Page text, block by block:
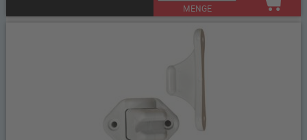
MENGE